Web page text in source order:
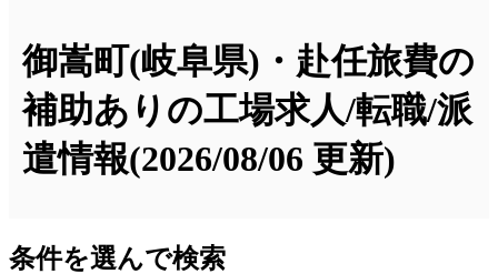
御嵩町(岐阜県)・赴任旅費の
補助ありの工場求人/転職/派
遣情報(2026/08/06 更新)
条件を選んで検索